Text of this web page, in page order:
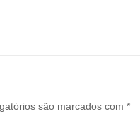
são marcados com *